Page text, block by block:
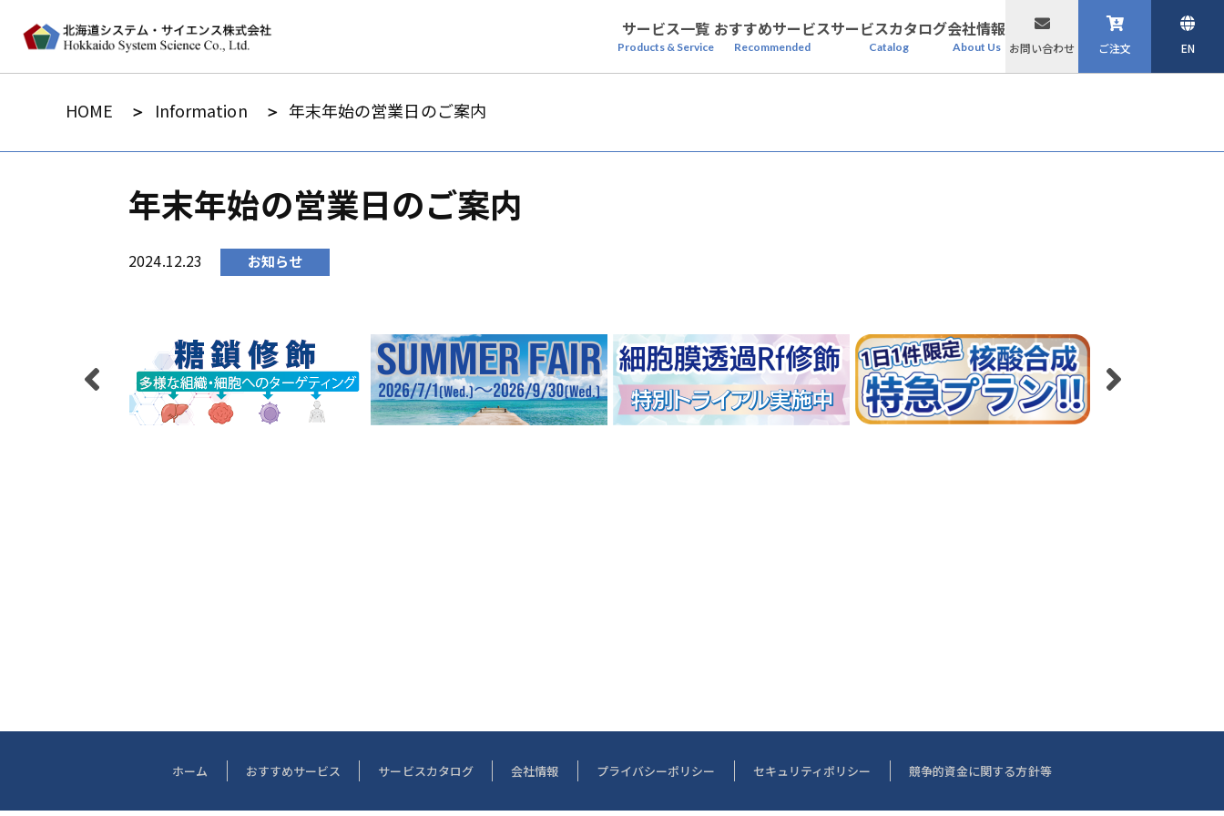
サービス一覧
Products & Service
おすすめサービス
Recommended
サービスカタログ
Catalog
会社情報
About Us お問い合わせ ご注文 EN
HOME Information 年末年始の営業日のご案内
年末年始の営業日のご案内
2024.12.23 お知らせ
ホーム おすすめサービス サービスカタログ 会社情報 プライバシーポリシー セキュリティポリシー 競争的資金に関する方針等